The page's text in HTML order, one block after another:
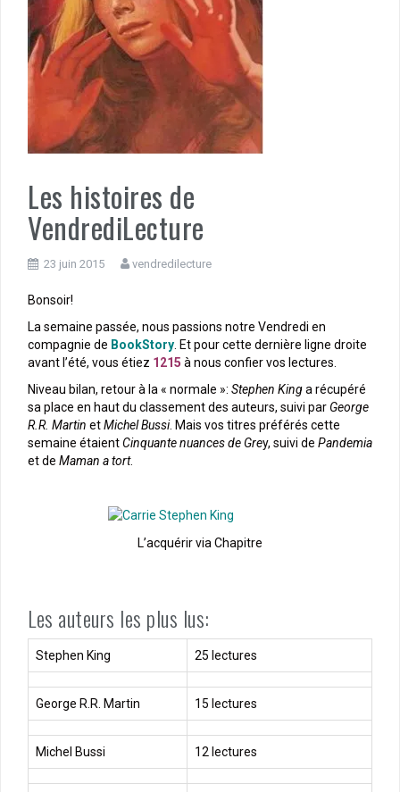
Les histoires de
VendrediLecture
23 juin 2015 vendredilecture
Bonsoir!
La semaine passée, nous passions notre Vendredi en
compagnie de BookStory . Et pour cette dernière ligne droite
avant l’été, vous étiez 1215 à nous confier vos lectures.
Niveau bilan, retour à la « normale »: Stephen Kinga récupéré
sa place en haut du classement des auteurs, suivi par George
R.R. Martin etMichel Bussi. Mais vos titres préférés cette
semaine étaientCinquante nuances de Grey, suivi de Pandemia
et de Maman a tort.
L’acquérir via Chapitre
Les auteurs les plus lus:
Stephen King 25 lectures
George R.R. Martin 15 lectures
Michel Bussi 12 lectures